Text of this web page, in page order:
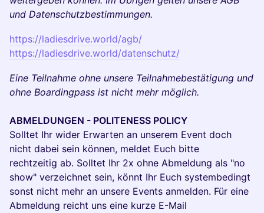
und Datenschutzbestimmungen.
https://ladiesdrive.world/agb/
https://ladiesdrive.world/datenschutz/
Eine Teilnahme ohne unsere Teilnahmebestätigung und
ohne Boardingpass ist nicht mehr möglich.
ABMELDUNGEN - POLITENESS POLICY
Solltet Ihr wider Erwarten an unserem Event doch
nicht dabei sein können, meldet Euch bitte
rechtzeitig ab. Solltet Ihr 2x ohne Abmeldung als "no
show" verzeichnet sein, könnt Ihr Euch systembedingt
sonst nicht mehr an unsere Events anmelden. Für eine
Abmeldung reicht uns eine kurze E-Mail